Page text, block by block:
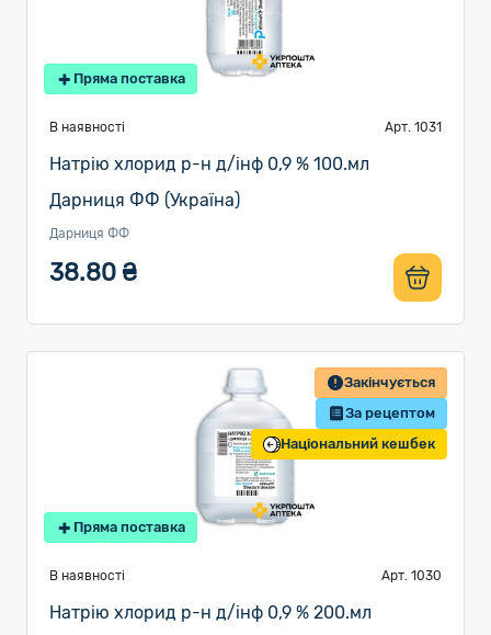
Пряма поставка
В наявності Арт. 1031
Натрію хлорид р-н д/інф 0,9 % 100.мл
Дарниця ФФ (Україна)
Дарниця ФФ
38.80 ₴
Закінчується
За рецептом
Національний кешбек
Пряма поставка
В наявності Арт. 1030
Натрію хлорид р-н д/інф 0,9 % 200.мл